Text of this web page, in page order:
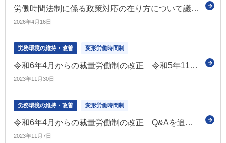
労働時間法制に係る政策対応の在り方について議論（働き方・人への投資WG）
2026年4月16日
労務環境の維持・改善 変形労働時間制
令和6年4月からの裁量労働制の改正 令和5年11月版のパンフレットなどを公表（厚労省）
2023年11月30日
労務環境の維持・改善 変形労働時間制
令和6年4月からの裁量労働制の改正 Q&Aを追加 関係資料も更新（厚労省）
2023年11月7日